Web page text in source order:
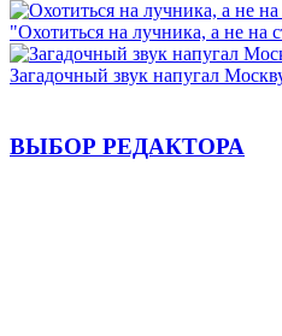
"Охотиться на лучника, а не на
Загадочный звук напугал
ВЫБОР РЕДАКТОРА